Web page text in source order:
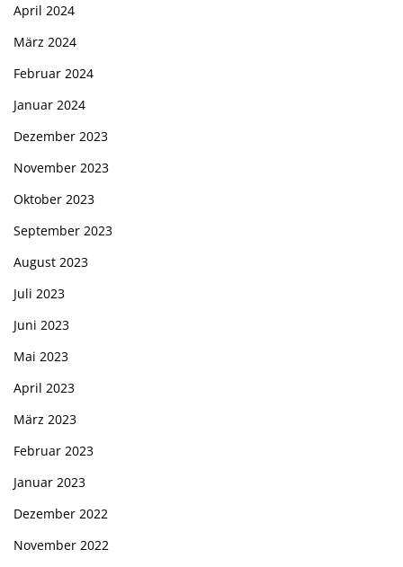
April 2024
März 2024
Februar 2024
Januar 2024
Dezember 2023
November 2023
Oktober 2023
September 2023
August 2023
Juli 2023
Juni 2023
Mai 2023
April 2023
März 2023
Februar 2023
Januar 2023
Dezember 2022
November 2022